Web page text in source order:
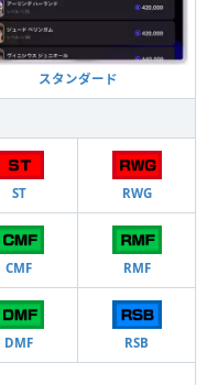
スタンダード
ST RWG
CMF RMF
DMF RSB